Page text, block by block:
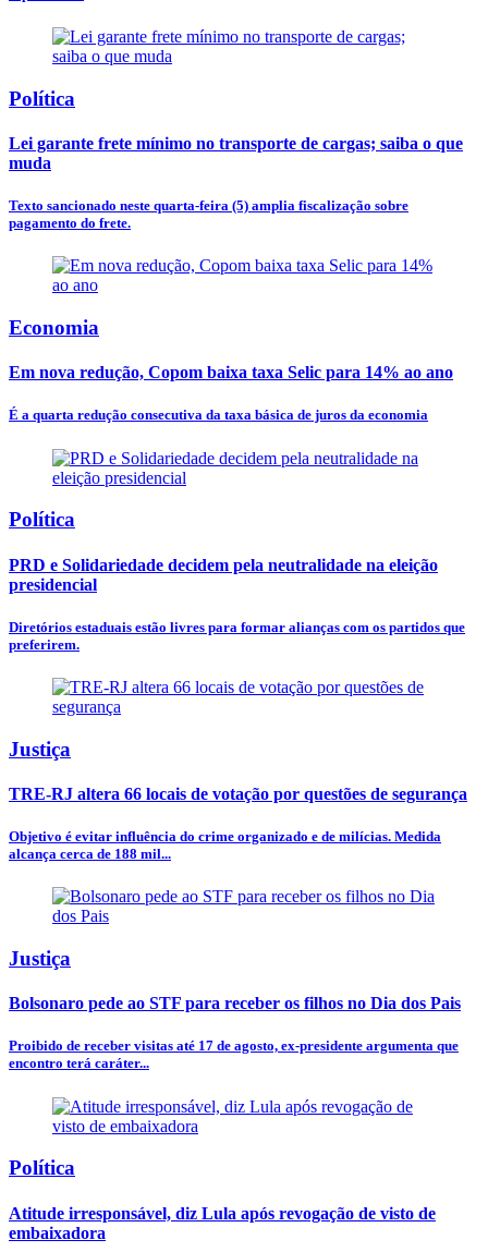
Política
Lei garante frete mínimo no transporte de cargas; saiba o que
muda
Texto sancionado neste quarta-feira (5) amplia fiscalização sobre
pagamento do frete.
Economia
Em nova redução, Copom baixa taxa Selic para 14% ao ano
É a quarta redução consecutiva da taxa básica de juros da economia
Política
PRD e Solidariedade decidem pela neutralidade na eleição
presidencial
Diretórios estaduais estão livres para formar alianças com os partidos que
preferirem.
Justiça
TRE-RJ altera 66 locais de votação por questões de segurança
Objetivo é evitar influência do crime organizado e de milícias. Medida
alcança cerca de 188 mil...
Justiça
Bolsonaro pede ao STF para receber os filhos no Dia dos Pais
Proibido de receber visitas até 17 de agosto, ex-presidente argumenta que
encontro terá caráter...
Política
Atitude irresponsável, diz Lula após revogação de visto de
embaixadora